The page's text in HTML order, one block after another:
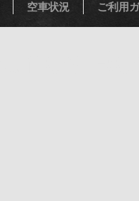
空車状況 ご利用